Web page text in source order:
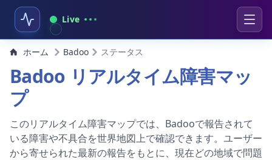
Live
ホーム Badoo ステータス
Badoo リアルタイム障害マッ
プ
このリアルタイム障害マップでは、Badooで報告されて
いる障害や不具合を世界地図上で確認できます。ユーザー
から寄せられた最新の報告をもとに、現在どの地域で問題